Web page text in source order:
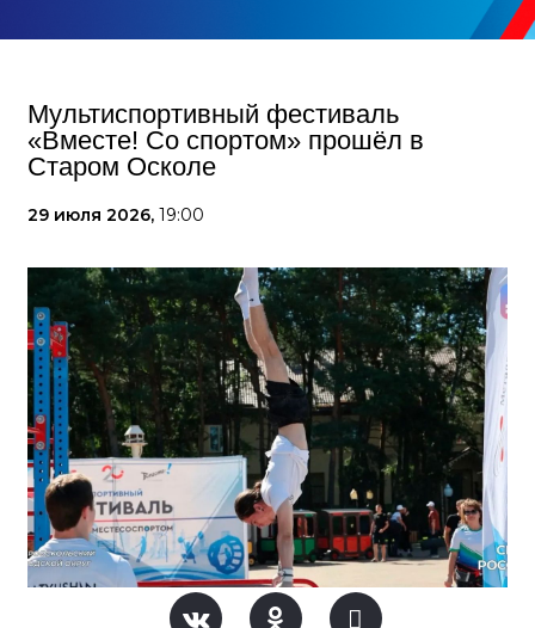
Мультиспортивный фестиваль
«Вместе! Со спортом» прошёл в
Старом Осколе
29 июля 2026, 19:00